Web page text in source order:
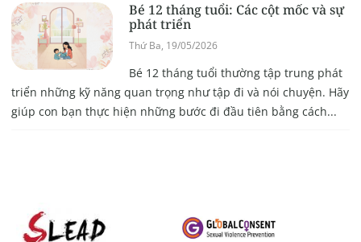
Bé 12 tháng tuổi: Các cột mốc và sự
phát triển
Thứ Ba, 19/05/2026
Bé 12 tháng tuổi thường tập trung phát
triển những kỹ năng quan trọng như tập đi và nói chuyện. Hãy
giúp con bạn thực hiện những bước đi đầu tiên bằng cách...